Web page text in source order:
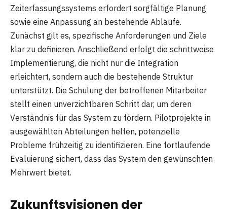
Zeiterfassungssystems erfordert sorgfältige Planung
sowie eine Anpassung an bestehende Abläufe.
Zunächst gilt es, spezifische Anforderungen und Ziele
klar zu definieren. Anschließend erfolgt die schrittweise
Implementierung, die nicht nur die Integration
erleichtert, sondern auch die bestehende Struktur
unterstützt. Die Schulung der betroffenen Mitarbeiter
stellt einen unverzichtbaren Schritt dar, um deren
Verständnis für das System zu fördern. Pilotprojekte in
ausgewählten Abteilungen helfen, potenzielle
Probleme frühzeitig zu identifizieren. Eine fortlaufende
Evaluierung sichert, dass das System den gewünschten
Mehrwert bietet.
Zukunftsvisionen der